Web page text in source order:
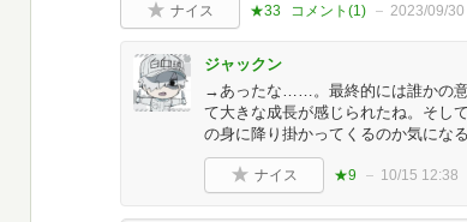
ナイス ★33 コメント(1 ) 2023/09/30
ジャックン
→あったな……。最終的には誰かの意
て大きな成長が感じられたね。そし
の身に降り掛かってくるのか気にな
ナイス ★9 10/15 12:38